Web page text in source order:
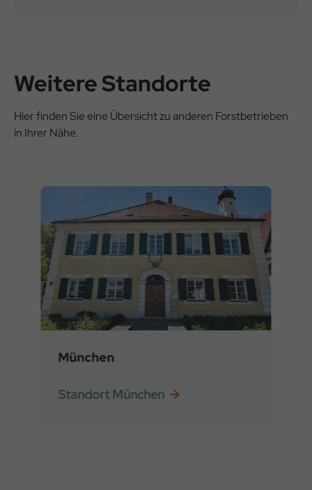
Weitere Standorte
Hier finden Sie eine Übersicht zu anderen Forstbetrieben
in Ihrer Nähe.
München
Standort München